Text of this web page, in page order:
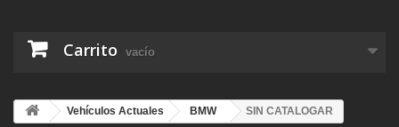
Carrito vacío
Vehículos Actuales BMW SIN CATALOGAR